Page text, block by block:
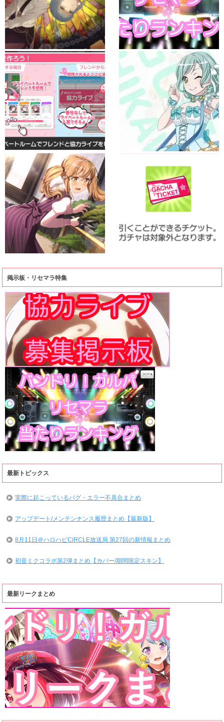
掲示板・リセマラ特集
最新トピックス
実際に起こっているバグ・エラー不具合まとめ
アップデート/メンテンナンス履歴まとめ【最新版】
8月11日＠ハロハピCiRCLE放送局 第27回の新情報まとめ
初音ミクコラボ第2弾まとめ【カバー/期間限定スキン】
最新リークまとめ